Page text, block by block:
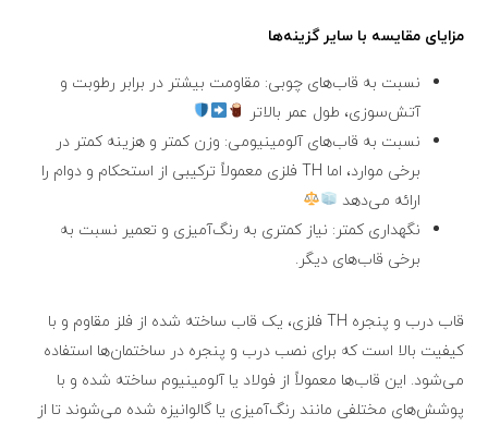
مزایای مقایسه با سایر گزینه‌ها
نسبت به قاب‌های چوبی: مقاومت بیشتر در برابر رطوبت و
آتش‌سوزی، طول عمر بالاتر
نسبت به قاب‌های آلومینیومی: وزن کمتر و هزینه کمتر در
برخی موارد، اما TH فلزی معمولاً ترکیبی از استحکام و دوام را
ارائه می‌دهد
نگهداری کمتر: نیاز کمتری به رنگ‌آمیزی و تعمیر نسبت به
برخی قاب‌های دیگر.
قاب درب و پنجره TH فلزی، یک قاب ساخته شده از فلز مقاوم و با
کیفیت بالا است که برای نصب درب و پنجره در ساختمان‌ها استفاده
می‌شود. این قاب‌ها معمولاً از فولاد یا آلومینیوم ساخته شده و با
پوشش‌های مختلفی مانند رنگ‌آمیزی یا گالوانیزه شده می‌شوند تا از